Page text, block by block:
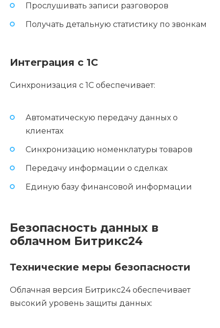
Прослушивать записи разговоров
Получать детальную статистику по звонкам
Интеграция с 1С
Синхронизация с 1С обеспечивает:
Автоматическую передачу данных о
клиентах
Синхронизацию номенклатуры товаров
Передачу информации о сделках
Единую базу финансовой информации
Безопасность данных в
облачном Битрикс24
Технические меры безопасности
Облачная версия Битрикс24 обеспечивает
высокий уровень защиты данных: